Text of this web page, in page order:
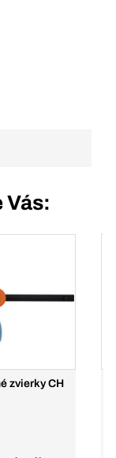
Vás:
zvierky CH